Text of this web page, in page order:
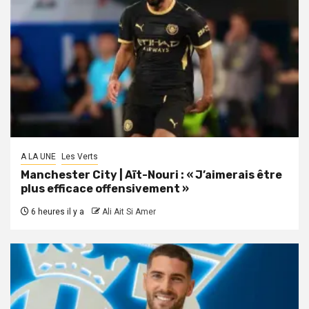
A LA UNE Les Verts
Manchester City | Aït-Nouri : « J’aimerais être
plus efficace offensivement »
6 heures il y a Ali Ait Si Amer